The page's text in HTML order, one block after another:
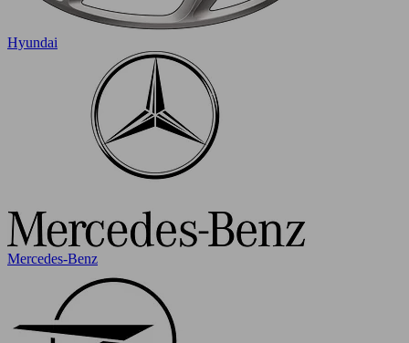
Hyundai
Mercedes-Benz